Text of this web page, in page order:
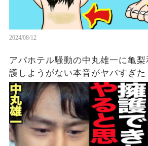
2024/08/12
アパホテル騒動の中丸雄一に亀
護しようがない本音がヤバすぎた
期の若い頃から見てきた本性に